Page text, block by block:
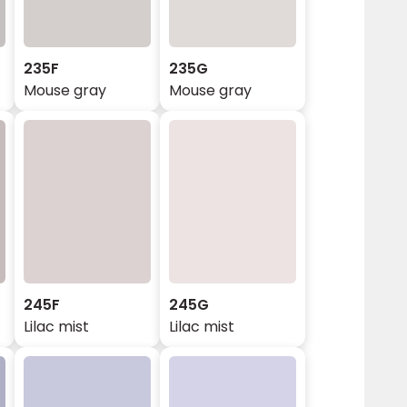
235F
Mouse gray
235G
Mouse gray
245F
Lilac mist
245G
Lilac mist